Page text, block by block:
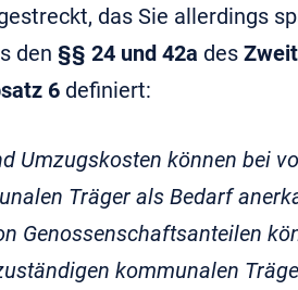
das Sie allerdings
den §§ 24 und 42a des
6 definiert:
Umzugskosten können bei
Träger als Bedarf
Genossenschaftsanteilen
kommunalen